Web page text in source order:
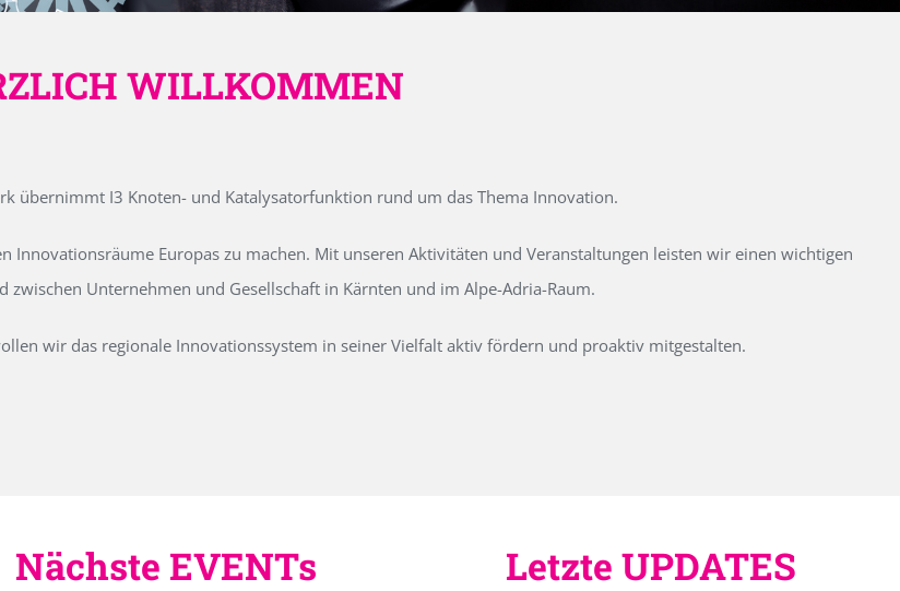
WILLKOMMEN
übernimmt I3 Knoten- und Katalysatorfunktion rund um das Thema Innovation.
Innovationsräume Europas zu machen. Mit unseren Aktivitäten und Veranstaltungen leisten wir einen wichtigen
Unternehmen und Gesellschaft in Kärnten und im Alpe-Adria-Raum.
wir das regionale Innovationssystem in seiner Vielfalt aktiv fördern und proaktiv mitgestalten.
Nächste EVENTs Letzte UPDATES